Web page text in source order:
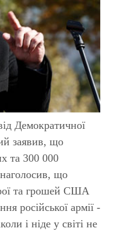
Демократичної
заявив, що
та 300 000
наголосив, що
та грошей США
російської армії -
і ніде у світі не